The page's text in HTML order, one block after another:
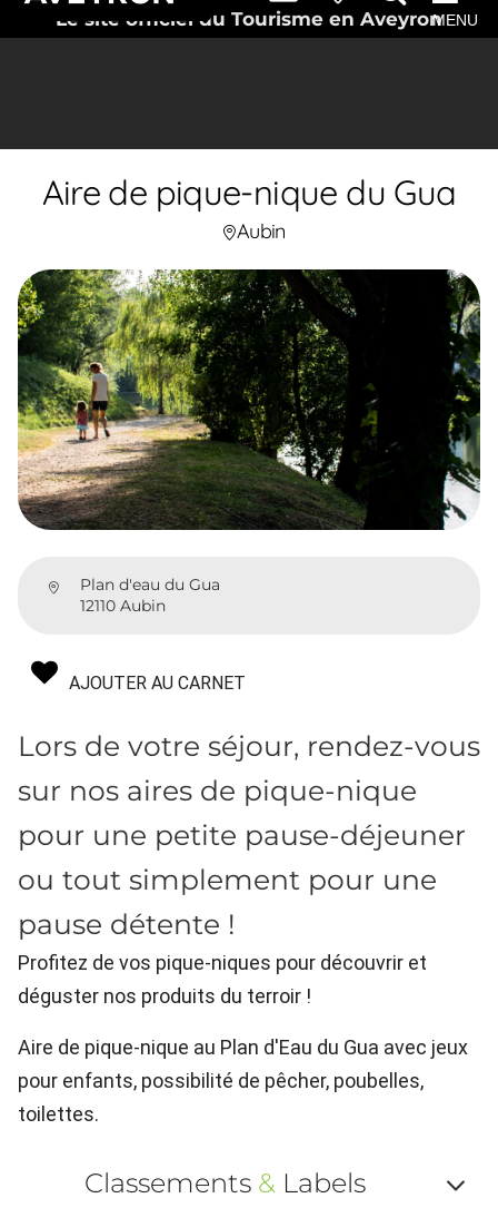
Le site officiel du Tourisme en AveyronMENU
Aire de pique-nique du Gua
Aubin
Plan d'eau du Gua
12110 Aubin
AJOUTER AU CARNET
Lors de votre séjour, rendez-vous
sur nos aires de pique-nique
pour une petite pause-déjeuner
ou tout simplement pour une
pause détente !
Profitez de vos pique-niques pour découvrir et
déguster nos produits du terroir !
Aire de pique-nique au Plan d'Eau du Gua avec jeux
pour enfants, possibilité de pêcher, poubelles,
toilettes.
Classements &Labels